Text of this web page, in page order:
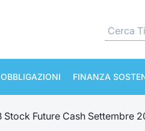
OBBLIGAZIONI FINANZA
Stock Future Cash Settembre